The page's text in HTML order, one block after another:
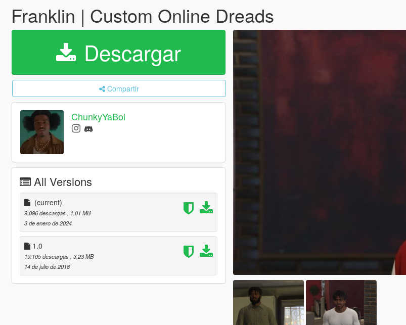
Franklin | Custom Online Dreads
Descargar
Compartir
ChunkyYaBoi
All Versions
(current)
9.096 descargas
, 1,01 MB
3 de enero de 2024
1.0
19.105 descargas , 3,23 MB
14 de julio de 2018